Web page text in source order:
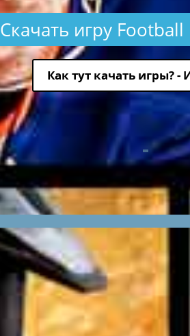
Скачать игру
Как тут качать игры? -